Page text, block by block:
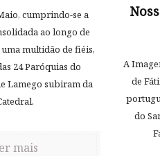
cumprindo-se a
ao longo de
multidão de fiéis,
24 Paróquias do
Lamego subiram da
mais
A
de
do